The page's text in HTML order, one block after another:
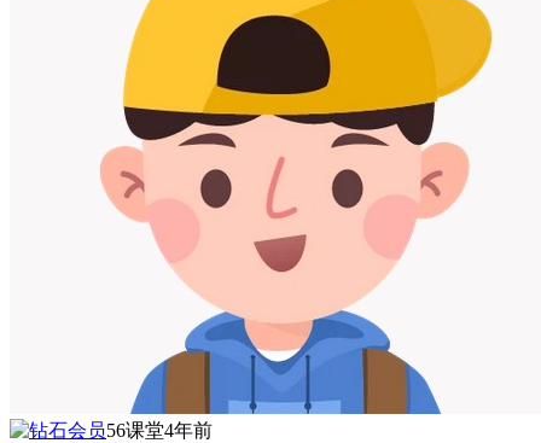
56课堂4年前